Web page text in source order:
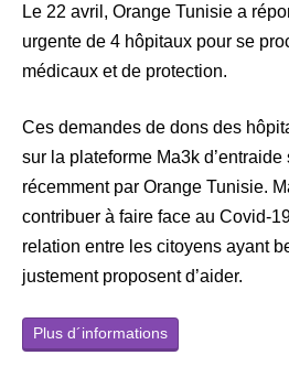
Le 22 avril, Orange Tunisie a
urgente de 4 hôpitaux pour se
médicaux et de protection.
Ces demandes de dons des
sur la plateforme Ma3k
récemment par Orange Tunisie.
contribuer à faire face au Covid-
relation entre les citoyens ayant
justement proposent d’aider.
Plus d´informations